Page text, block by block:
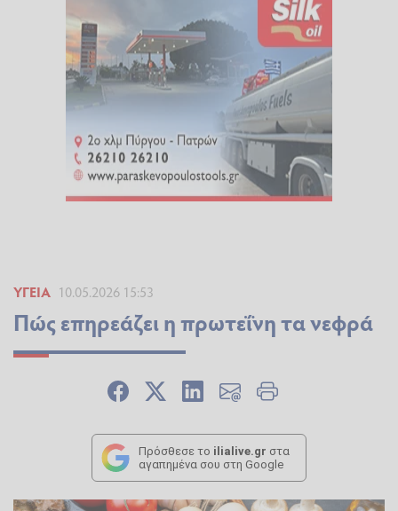
ΥΓΕΊΑ 10.05.2026 15:53
Πώς επηρεάζει η πρωτεΐνη τα νεφρά
Πρόσθεσε το ilialive.gr στα
αγαπημένα σου στη Google